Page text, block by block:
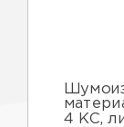
4 КС,